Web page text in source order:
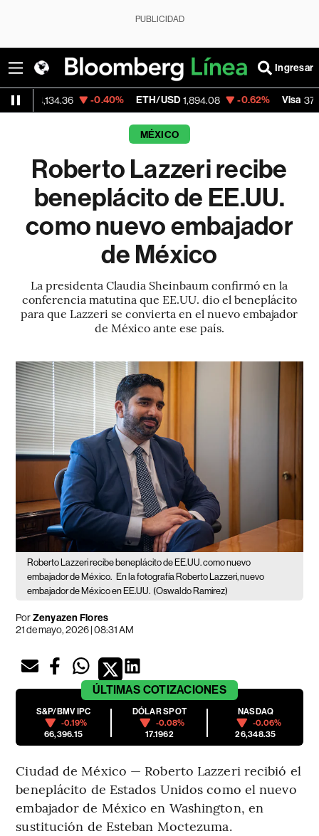
PUBLICIDAD
Ingresar
-0.40% ETH/USD 1,894.08 -0.62% Visa 370.47
MÉXICO
Roberto Lazzeri recibe
beneplácito de EE.UU.
como nuevo embajador
de México
La presidenta Claudia Sheinbaum confirmó en la
conferencia matutina que EE.UU. dio el beneplácito
para que Lazzeri se convierta en el nuevo embajador
de México ante ese país.
Roberto Lazzeri recibe beneplácito de EE.UU. como nuevo
embajador de México. En la fotografía Roberto Lazzeri, nuevo
embajador de México en EE.UU. (Oswaldo Ramirez)
PorZenyazen Flores
21 de mayo, 2026 | 08:31 AM
ÚLTIMAS COTIZACIONES
S&P/BMV IPC
-0.19%
66,396.15
DÓLAR SPOT
-0.08%
17.1962
NASDAQ
-0.06%
26,348.35
Ciudad de México — Roberto Lazzeri recibió el
beneplácito de Estados Unidos como el nuevo
embajador de México en Washington, en
sustitución de Esteban Moctezuma.